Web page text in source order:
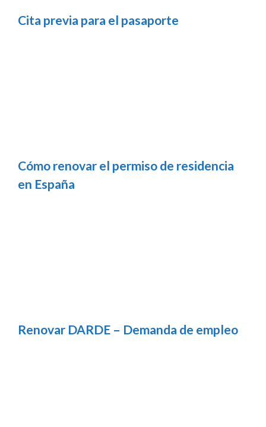
Cita previa para el pasaporte
Cómo renovar el permiso de residencia
en España
Renovar DARDE – Demanda de empleo